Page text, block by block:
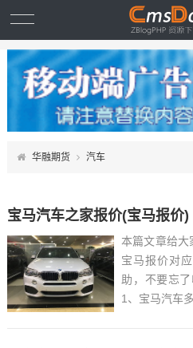
华融期货 汽车
宝马汽车之家报价(宝马报价)
本篇文章给大
宝马报价对
助，不要忘了
1、宝马汽车